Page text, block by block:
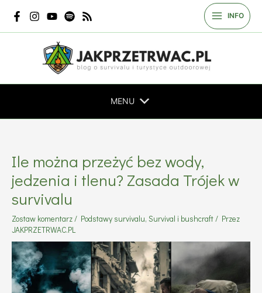
treści
INFO
MENU
Ile można przeżyć bez wody,
jedzenia i tlenu? Zasada Trójek w
survivalu
Zostaw komentarz / Podstawy survivalu, Survival i bushcraft / Przez
JAKPRZETRWAC.PL